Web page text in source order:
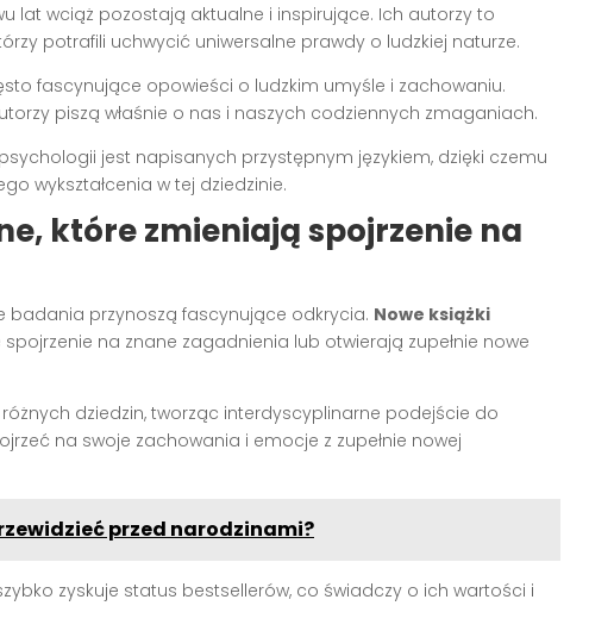
lat wciąż pozostają aktualne i inspirujące. Ich autorzy to
potrafili uchwycić uniwersalne prawdy o ludzkiej naturze.
fascynujące opowieści o ludzkim umyśle i zachowaniu.
piszą właśnie o nas i naszych codziennych zmaganiach.
jest napisanych przystępnym językiem, dzięki czemu
wykształcenia w tej dziedzinie.
które zmieniają spojrzenie na
badania przynoszą fascynujące odkrycia. Nowe książki
na znane zagadnienia lub otwierają zupełnie nowe
dziedzin, tworząc interdyscyplinarne podejście do
na swoje zachowania i emocje z zupełnie nowej
przed narodzinami?
zyskuje status bestsellerów, co świadczy o ich wartości i